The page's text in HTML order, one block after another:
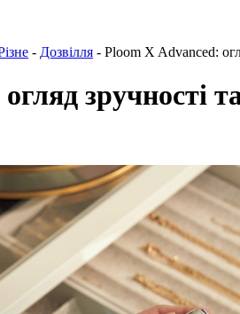
- Дозвілля - Ploom X Advanced:
зручності